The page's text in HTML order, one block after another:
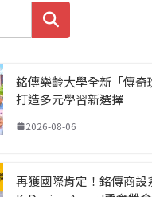
搜尋
銘傳樂齡大學全新「傳奇
打造多元學習新選擇
2026-08-06
再獲國際肯定！銘傳商設